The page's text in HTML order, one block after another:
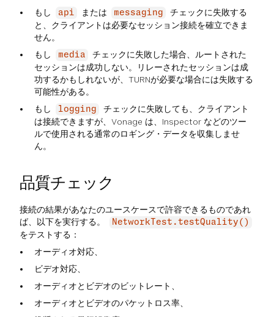
もし api または messaging
チェックに失敗する
と、クライアントは必要なセッション接続を確立できま
せん。
もし
media
チェックに失敗した場合、ルートされた
セッションは成功しない。リレーされたセッションは成
功するかもしれないが、TURNが必要な場合には失敗する
可能性がある。
もし
logging
チェックに失敗しても、クライアント
は接続できますが、Vonage は、Inspector などのツー
ルで使用される通常のロギング・データを収集しませ
ん。
品質チェック
接続の結果があなたのユースケースで許容できるものであれ
ば、以下を実行する。
NetworkTest.testQuality()
をテストする：
オーディオ対応、
ビデオ対応、
オーディオとビデオのビットレート、
オーディオとビデオのパケットロス率、